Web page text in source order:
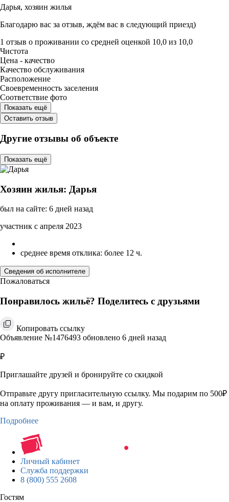
Дарья, хозяин жилья
Благодарю вас за отзыв, ждём вас в следующий приезд)
1 отзыв о проживании со средней оценкой 10,0 из 10,0
Чистота
Цена - качество
Качество обслуживания
Расположение
Своевременность заселения
Соответствие фото
Показать ещё
Оставить отзыв
Другие отзывы об объекте
Показать ещё
Хозяин жилья: Дарья
был на сайте: 6 дней назад
участник с апреля 2023
среднее время отклика: более 12 ч.
Сведения об исполнителе
Пожаловаться
Понравилось жильё? Поделитесь с друзьями
Копировать ссылку
Объявление №1476493 обновлено 6 дней назад
₽
Приглашайте друзей и бронируйте со скидкой
Отправьте другу пригласительную ссылку. Мы подарим по 500₽
на оплату проживания — и вам, и другу.
Подробнее
Личный кабинет
Служба поддержки
8 (800) 555 2608
Гостям